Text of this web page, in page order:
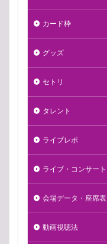
カード枠
グッズ
セトリ
タレント
ライブレポ
ライブ・コンサート
会場データ・座席表
動画視聴法